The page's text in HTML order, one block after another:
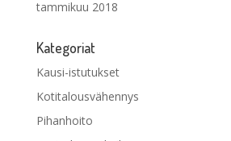
tammikuu 2018
Kategoriat
Kausi-istutukset
Kotitalousvähennys
Pihanhoito